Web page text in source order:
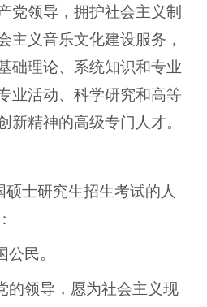
党领导，拥护社会主义制
主义音乐文化建设服务，
础理论、系统知识和专业
业活动、科学研究和高等
新精神的高级专门人才。
士研究生招生考试的人
民。
领导，愿为社会主义现